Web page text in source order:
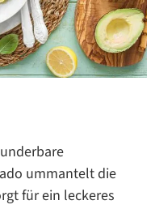
ummantelt die
für ein leckeres